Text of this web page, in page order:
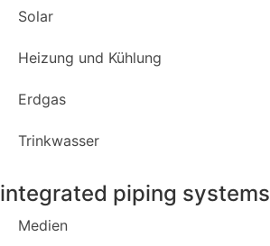
Solar
Heizung und Kühlung
Erdgas
Trinkwasser
integrated piping systems
Medien